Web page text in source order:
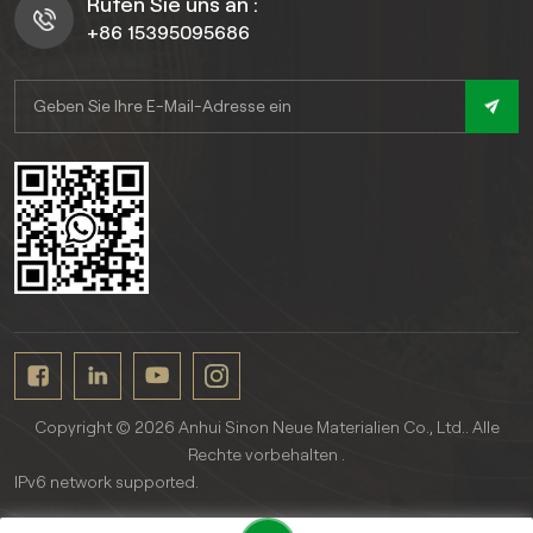
Rufen Sie uns an :
+86 15395095686
Copyright © 2026 Anhui Sinon Neue Materialien Co., Ltd.. Alle
Rechte vorbehalten .
IPv6 network supported.